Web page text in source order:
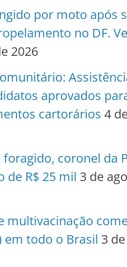
por moto após
no DF.
2026
aprovados
cartorários 4
coronel da
de R$ 25 mil 3 de
multivacinação
em todo o Brasil 3